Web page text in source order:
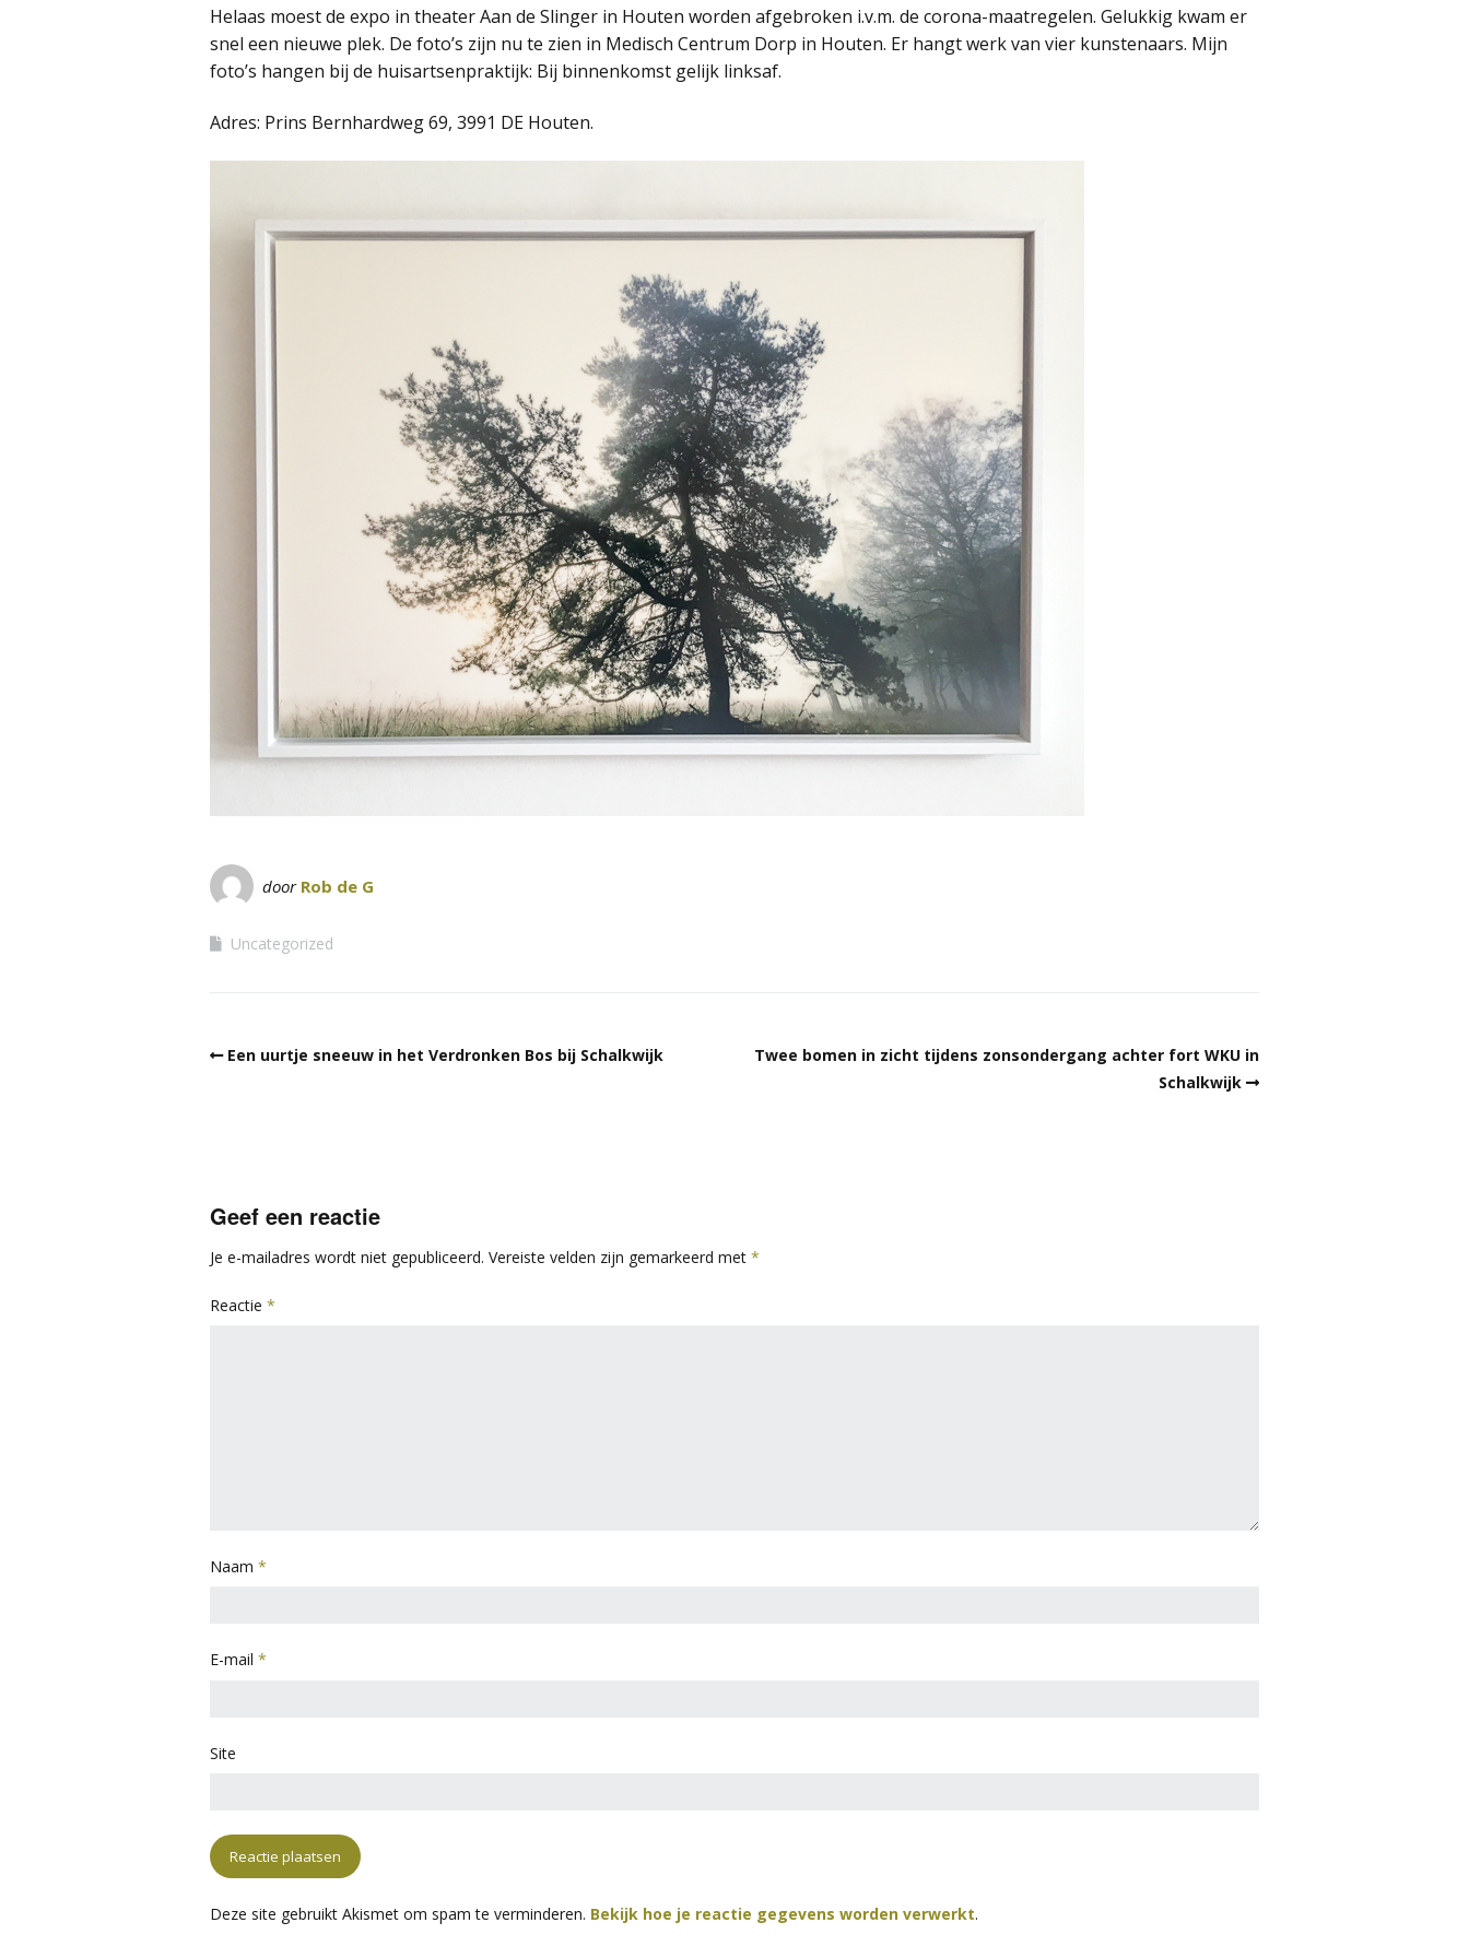
Groepsuitje fotografie
Helaas moest de expo in theater Aan de Slinger in Houten worden afgebroken i.v.m. de corona-maatregelen. Gelukkig kwam er
snel een nieuwe plek. De foto’s zijn nu te zien in Medisch Centrum Dorp in Houten. Er hangt werk van vier kunstenaars. Mijn
foto’s hangen bij de huisartsenpraktijk: Bij binnenkomst gelijk linksaf.
Adres: Prins Bernhardweg 69, 3991 DE Houten.
door Rob de G
Uncategorized
Een uurtje sneeuw in het Verdronken Bos bij Schalkwijk
Twee bomen in zicht tijdens zonsondergang achter fort WKU in
Schalkwijk
Geef een reactie
Je e-mailadres wordt niet gepubliceerd. Vereiste velden zijn gemarkeerd met *
Reactie *
Naam *
E-mail *
Site
Deze site gebruikt Akismet om spam te verminderen. Bekijk hoe je reactie gegevens worden verwerkt.